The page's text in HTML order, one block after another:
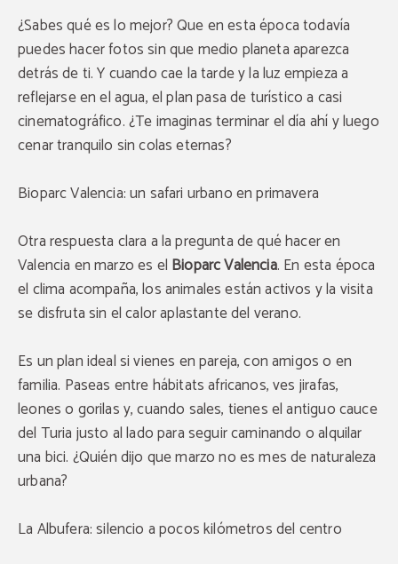
¿Sabes qué es lo mejor? Que en esta época todavía
puedes hacer fotos sin que medio planeta aparezca
detrás de ti. Y cuando cae la tarde y la luz empieza a
reflejarse en el agua, el plan pasa de turístico a casi
cinematográfico. ¿Te imaginas terminar el día ahí y luego
cenar tranquilo sin colas eternas?
Bioparc Valencia: un safari urbano en primavera
Otra respuesta clara a la pregunta de qué hacer en
Valencia en marzo es el Bioparc Valencia. En esta época
el clima acompaña, los animales están activos y la visita
se disfruta sin el calor aplastante del verano.
Es un plan ideal si vienes en pareja, con amigos o en
familia. Paseas entre hábitats africanos, ves jirafas,
leones o gorilas y, cuando sales, tienes el antiguo cauce
del Turia justo al lado para seguir caminando o alquilar
una bici. ¿Quién dijo que marzo no es mes de naturaleza
urbana?
La Albufera: silencio a pocos kilómetros del centro